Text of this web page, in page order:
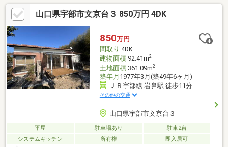
山口県宇部市文京台３ 850万円 4DK
850万円
間取り 4DK
建物面積92.41m2
土地面積361.09m2
築年月 1977年3月(築49年6ヶ月)
ＪＲ宇部線 岩鼻駅 徒歩11分
その他の交通
山口県宇部市文京台３
平屋 駐車場あり
駐車2台
システムキッチン
所有権 即入居可